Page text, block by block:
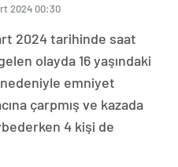
2024 00:30
2024 tarihinde saat
olayda 16 yaşındaki
nedeniyle emniyet
çarpmış ve kazada
4 kişi de